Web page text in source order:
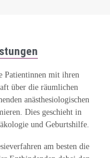
Patientinnen mit ihren
über die räumlichen
anästhesiologischen
Dies geschieht in
und Geburtshilfe.
am besten die